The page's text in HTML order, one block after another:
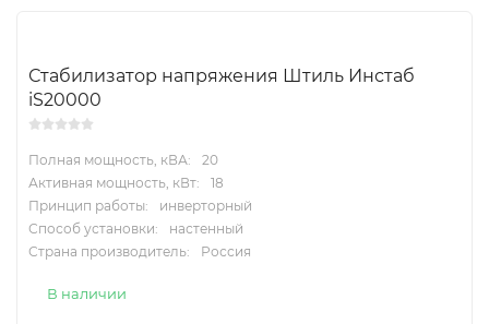
Стабилизатор напряжения Штиль Инстаб
iS20000
Полная мощность, кВА:
20
Активная мощность, кВт:
18
Принцип работы:
инверторный
Способ установки:
настенный
Страна производитель:
Россия
В наличии